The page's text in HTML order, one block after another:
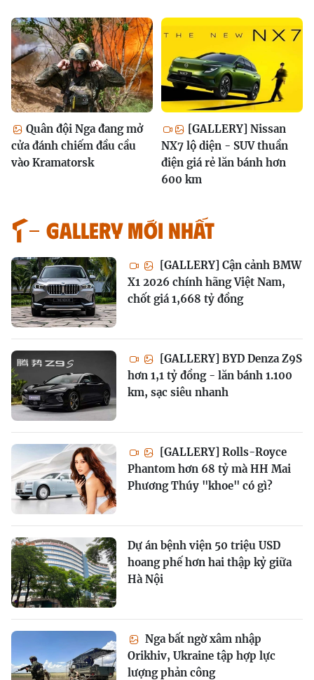
Quân đội Nga đang mở
cửa đánh chiếm đầu cầu
vào Kramatorsk
[GALLERY] Nissan
NX7 lộ diện - SUV thuần
điện giá rẻ lăn bánh hơn
600 km
GALLERY MỚI NHẤT
[GALLERY] Cận cảnh BMW
X1 2026 chính hãng Việt Nam,
chốt giá 1,668 tỷ đồng
[GALLERY] BYD Denza Z9S
hơn 1,1 tỷ đồng - lăn bánh 1.100
km, sạc siêu nhanh
[GALLERY] Rolls-Royce
Phantom hơn 68 tỷ mà HH Mai
Phương Thúy "khoe" có gì?
Dự án bệnh viện 50 triệu USD
hoang phế hơn hai thập kỷ giữa
Hà Nội
Nga bất ngờ xâm nhập
Orikhiv, Ukraine tập hợp lực
lượng phản công